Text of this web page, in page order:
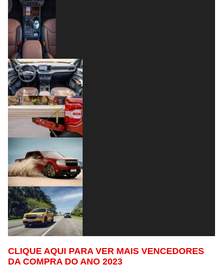
CLIQUE AQUI PARA VER MAIS VENCEDORES
DA COMPRA DO ANO 2023